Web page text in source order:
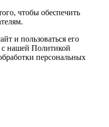
чтобы обеспечить
и пользоваться его
с нашей Политикой
персональных